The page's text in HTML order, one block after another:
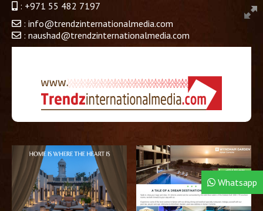
Whatsapp
: +971 55 482 7197
: info@trendzinternationalmedia.com
: naushad@trendzinternationalmedia.com